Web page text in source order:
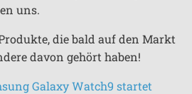
uns.
die bald auf den Markt
davon gehört haben!
Galaxy Watch9 startet